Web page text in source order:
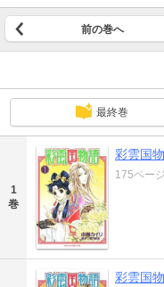
前の巻へ
最終巻
1
巻
彩雲国
175ページ
彩雲国